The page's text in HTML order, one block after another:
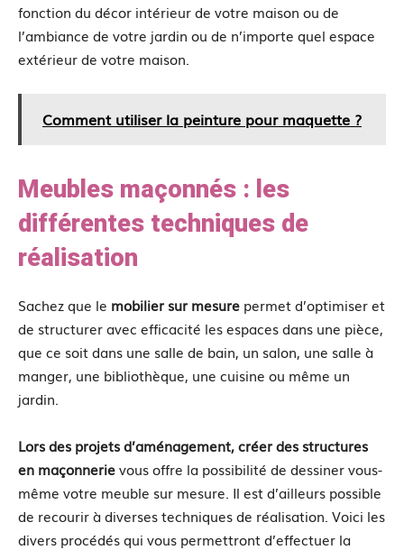
fonction du décor intérieur de votre maison ou de
l’ambiance de votre jardin ou de n’importe quel espace
extérieur de votre maison.
Comment utiliser la peinture pour maquette ?
Meubles maçonnés : les
différentes techniques de
réalisation
Sachez que le mobilier sur mesure permet d’optimiser et
de structurer avec efficacité les espaces dans une pièce,
que ce soit dans une salle de bain, un salon, une salle à
manger, une bibliothèque, une cuisine ou même un
jardin.
Lors des projets d’aménagement, créer des structures
en maçonnerievous offre la possibilité de dessiner vous-
même votre meuble sur mesure. Il est d’ailleurs possible
de recourir à diverses techniques de réalisation. Voici les
divers procédés qui vous permettront d’effectuer la